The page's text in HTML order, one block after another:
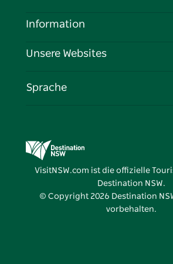
Cookie-Hinweis
Reiseziele
Veranstaltungen
Information
Reiseinformationen
Unternehmen in NSW
Unsere Websites
Destination NSW Medienzentrum
Vivid Sydney
Sprache
VisitNSW.com ist die offizielle
Destination NSW.
© Copyright 2026 Destination
vorbehalten.